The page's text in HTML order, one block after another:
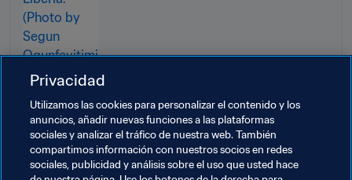
Temas relacionados
Privacidad
Utilizamos las cookies para personalizar el contenido y los
anuncios, añadir nuevas funciones a las plataformas
sociales y analizar el tráfico de nuestra web. También
compartimos información con nuestros socios en redes
sociales, publicidad y análisis sobre el uso que usted hace